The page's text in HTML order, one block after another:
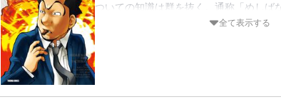
ついての知識は群を抜く。通称「めしば
ネだ。捜査や取調べに得意の知識と情報
全て表示する